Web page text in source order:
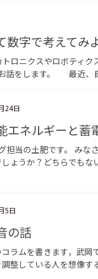
数字で考えてみ
ロニクスやロボティ
お話をします。 最近
24日
エネルギーと蓄
担当の土肥です。 みな
しょうか？どちらでも
5日
の話
ラムを書きます，武岡
整している人を想像